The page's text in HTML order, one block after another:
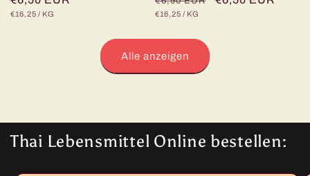
Preis
STÜCKPREIS
€16,25 / PRO
KG
Preis
STÜCKPREIS
€16,25 / PRO
KG
Alle anzeigen
Thai Lebensmittel Online bestellen: